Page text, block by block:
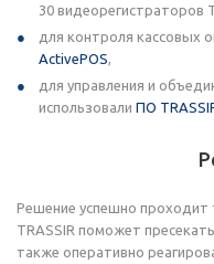
30 видеорегистраторов
для контроля кассовых
ActivePOS,
для управления и
использовали ПО
Решение успешно проходит
TRASSIR поможет
также оперативно